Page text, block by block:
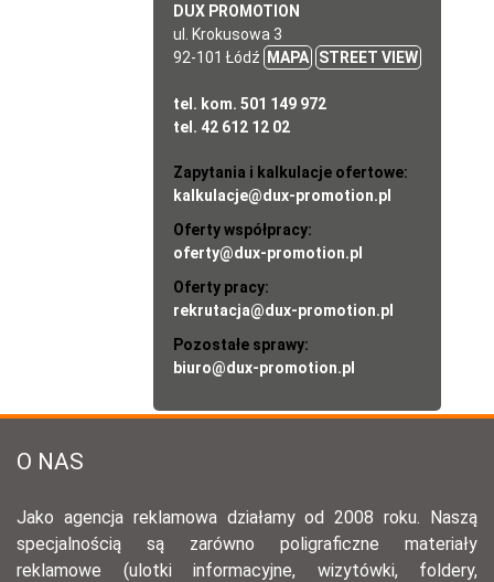
DUX PROMOTION
ul. Krokusowa 3
92-101 Łódź MAPA STREET VIEW
tel. kom. 501 149 972
tel. 42 612 12 02
Zapytania i kalkulacje ofertowe:
kalkulacje@dux-promotion.pl
Oferty współpracy:
oferty@dux-promotion.pl
Oferty pracy:
rekrutacja@dux-promotion.pl
Pozostałe sprawy:
biuro@dux-promotion.pl
O NAS
Jako agencja reklamowa działamy od 2008 roku. Naszą
specjalnością są zarówno poligraficzne materiały
reklamowe (ulotki informacyjne, wizytówki, foldery,